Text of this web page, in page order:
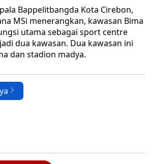
Bappelitbangda Kota Cirebon,
MSi menerangkan, kawasan Bima
utama sebagai sport centre
dua kawasan. Dua kawasan ini
dan stadion madya.